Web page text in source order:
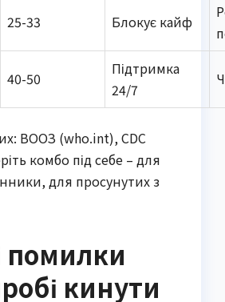
25-33 Блокує кайф
40-50
Підтримка
24/7
ВООЗ (who.int), CDC
комбо під себе – для
для просунутих з
помилки
кинути